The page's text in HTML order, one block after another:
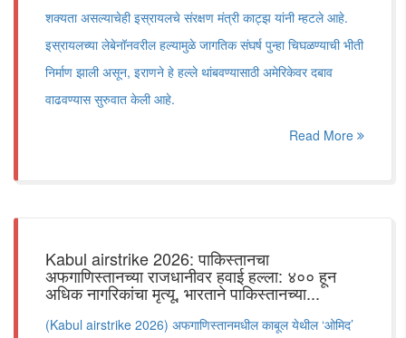
शक्यता असल्याचेही इस्रायलचे संरक्षण मंत्री काट्झ यांनी म्हटले आहे.
इस्रायलच्या लेबेनॉनवरील हल्यामुळे जागतिक संघर्ष पुन्हा चिघळण्याची भीती
निर्माण झाली असून, इराणने हे हल्ले थांबवण्यासाठी अमेरिकेवर दबाव
वाढवण्यास सुरुवात केली आहे.
Read More
Kabul airstrike 2026: पाकिस्तानचा
अफगाणिस्तानच्या राजधानीवर हवाई हल्ला: ४०० हून
अधिक नागरिकांचा मृत्यू, भारताने पाकिस्तानच्या...
(Kabul airstrike 2026) अफगाणिस्तानमधील काबूल येथील ‘ओमिद’